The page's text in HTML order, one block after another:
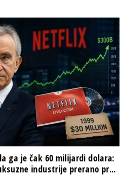
ga je čak 60 milijardi dolara:
industrije prerano pr...